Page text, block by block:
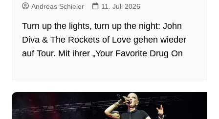
Andreas Schieler 11. Juli 2026
Turn up the lights, turn up the night: John
Diva & The Rockets of Love gehen wieder
auf Tour. Mit ihrer „Your Favorite Drug On